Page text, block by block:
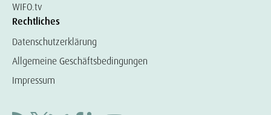
WIFO.tv
Rechtliches
Datenschutzerklärung
Allgemeine Geschäftsbedingungen
Impressum